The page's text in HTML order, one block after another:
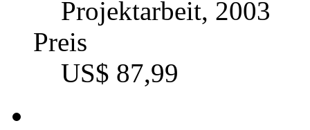
Projektarbeit, 2003
Preis
US$ 87,99